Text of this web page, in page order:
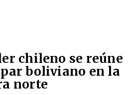
chileno se reúne
boliviano en la
norte